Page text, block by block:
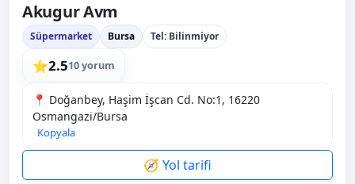
Akugur Avm
Süpermarket Bursa Tel: Bilinmiyor
⭐2.510 yorum
📍 Doğanbey, Haşim İşcan Cd. No:1, 16220
Osmangazi̇/Bursa
Kopyala
🧭 Yol tarifi